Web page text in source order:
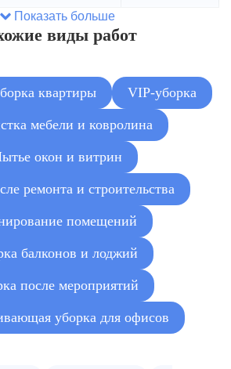
Показать больше
виды работ
квартиры VIP-уборка
мебели и ковролина
окон и витрин
ремонта и строительства
помещений
балконов и лоджий
после мероприятий
уборка для офисов